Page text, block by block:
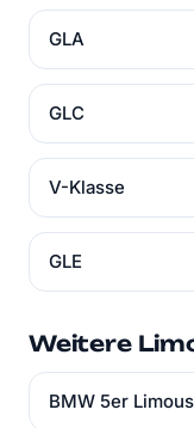
GLA
GLC
V-Klasse
GLE
Weitere
BMW 5er